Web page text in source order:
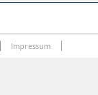
Impressum